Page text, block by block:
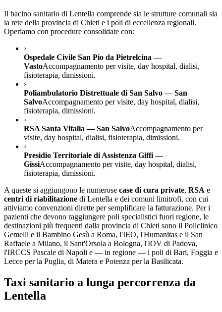
Il bacino sanitario di Lentella comprende sia le strutture comunali sia
la rete della provincia di Chieti e i poli di eccellenza regionali.
Operiamo con procedure consolidate con:
›
Ospedale Civile San Pio da Pietrelcina —
VastoAccompagnamento per visite, day hospital, dialisi,
fisioterapia, dimissioni.
›
Poliambulatorio Distrettuale di San Salvo — San
SalvoAccompagnamento per visite, day hospital, dialisi,
fisioterapia, dimissioni.
›
RSA Santa Vitalia — San SalvoAccompagnamento per
visite, day hospital, dialisi, fisioterapia, dimissioni.
›
Presidio Territoriale di Assistenza Giffi —
GissiAccompagnamento per visite, day hospital, dialisi,
fisioterapia, dimissioni.
A queste si aggiungono le numerose case di cura private, RSA e
centri di riabilitazione di Lentella e dei comuni limitrofi, con cui
attiviamo convenzioni dirette per semplificare la fatturazione. Per i
pazienti che devono raggiungere poli specialistici fuori regione, le
destinazioni più frequenti dalla provincia di Chieti sono il Policlinico
Gemelli e il Bambino Gesù a Roma, l'IEO, l'Humanitas e il San
Raffaele a Milano, il Sant'Orsola a Bologna, l'IOV di Padova,
l'IRCCS Pascale di Napoli e — in regione — i poli di Bari, Foggia e
Lecce per la Puglia, di Matera e Potenza per la Basilicata.
Taxi sanitario a lunga percorrenza da
Lentella